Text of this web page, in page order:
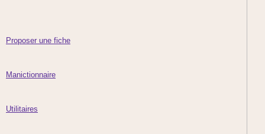
Proposer une fiche
Manictionnaire
Utilitaires